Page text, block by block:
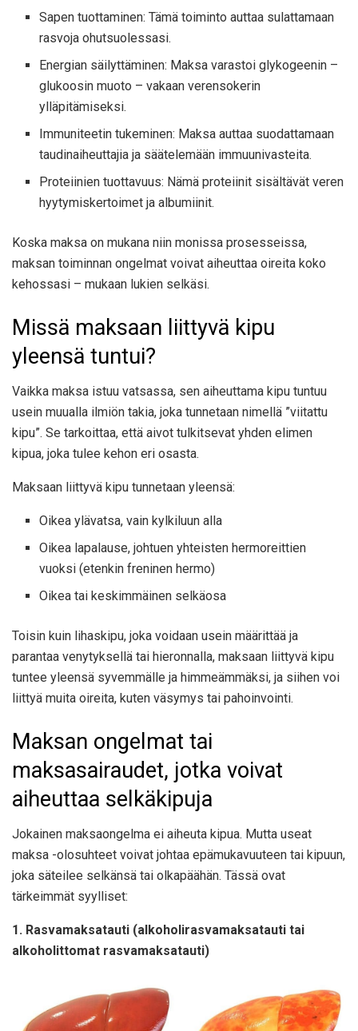
Sapen tuottaminen: Tämä toiminto auttaa sulattamaan
rasvoja ohutsuolessasi.
Energian säilyttäminen: Maksa varastoi glykogeenin –
glukoosin muoto – vakaan verensokerin
ylläpitämiseksi.
Immuniteetin tukeminen: Maksa auttaa suodattamaan
taudinaiheuttajia ja säätelemään immuunivasteita.
Proteiinien tuottavuus: Nämä proteiinit sisältävät veren
hyytymiskertoimet ja albumiinit.
Koska maksa on mukana niin monissa prosesseissa,
maksan toiminnan ongelmat voivat aiheuttaa oireita koko
kehossasi – mukaan lukien selkäsi.
Missä maksaan liittyvä kipu
yleensä tuntui?
Vaikka maksa istuu vatsassa, sen aiheuttama kipu tuntuu
usein muualla ilmiön takia, joka tunnetaan nimellä ”viitattu
kipu”. Se tarkoittaa, että aivot tulkitsevat yhden elimen
kipua, joka tulee kehon eri osasta.
Maksaan liittyvä kipu tunnetaan yleensä:
Oikea ylävatsa, vain kylkiluun alla
Oikea lapalause, johtuen yhteisten hermoreittien
vuoksi (etenkin freninen hermo)
Oikea tai keskimmäinen selkäosa
Toisin kuin lihaskipu, joka voidaan usein määrittää ja
parantaa venytyksellä tai hieronnalla, maksaan liittyvä kipu
tuntee yleensä syvemmälle ja himmeämmäksi, ja siihen voi
liittyä muita oireita, kuten väsymys tai pahoinvointi.
Maksan ongelmat tai
maksasairaudet, jotka voivat
aiheuttaa selkäkipuja
Jokainen maksaongelma ei aiheuta kipua. Mutta useat
maksa -olosuhteet voivat johtaa epämukavuuteen tai kipuun,
joka säteilee selkänsä tai olkapäähän. Tässä ovat
tärkeimmät syylliset:
1. Rasvamaksatauti (alkoholirasvamaksatauti tai
alkoholittomat rasvamaksatauti)